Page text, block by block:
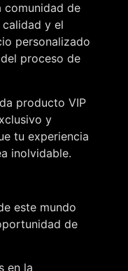
comunidad de
y el
personalizado
proceso de
producto VIP
y
tu experiencia
inolvidable.
este mundo
de
en la